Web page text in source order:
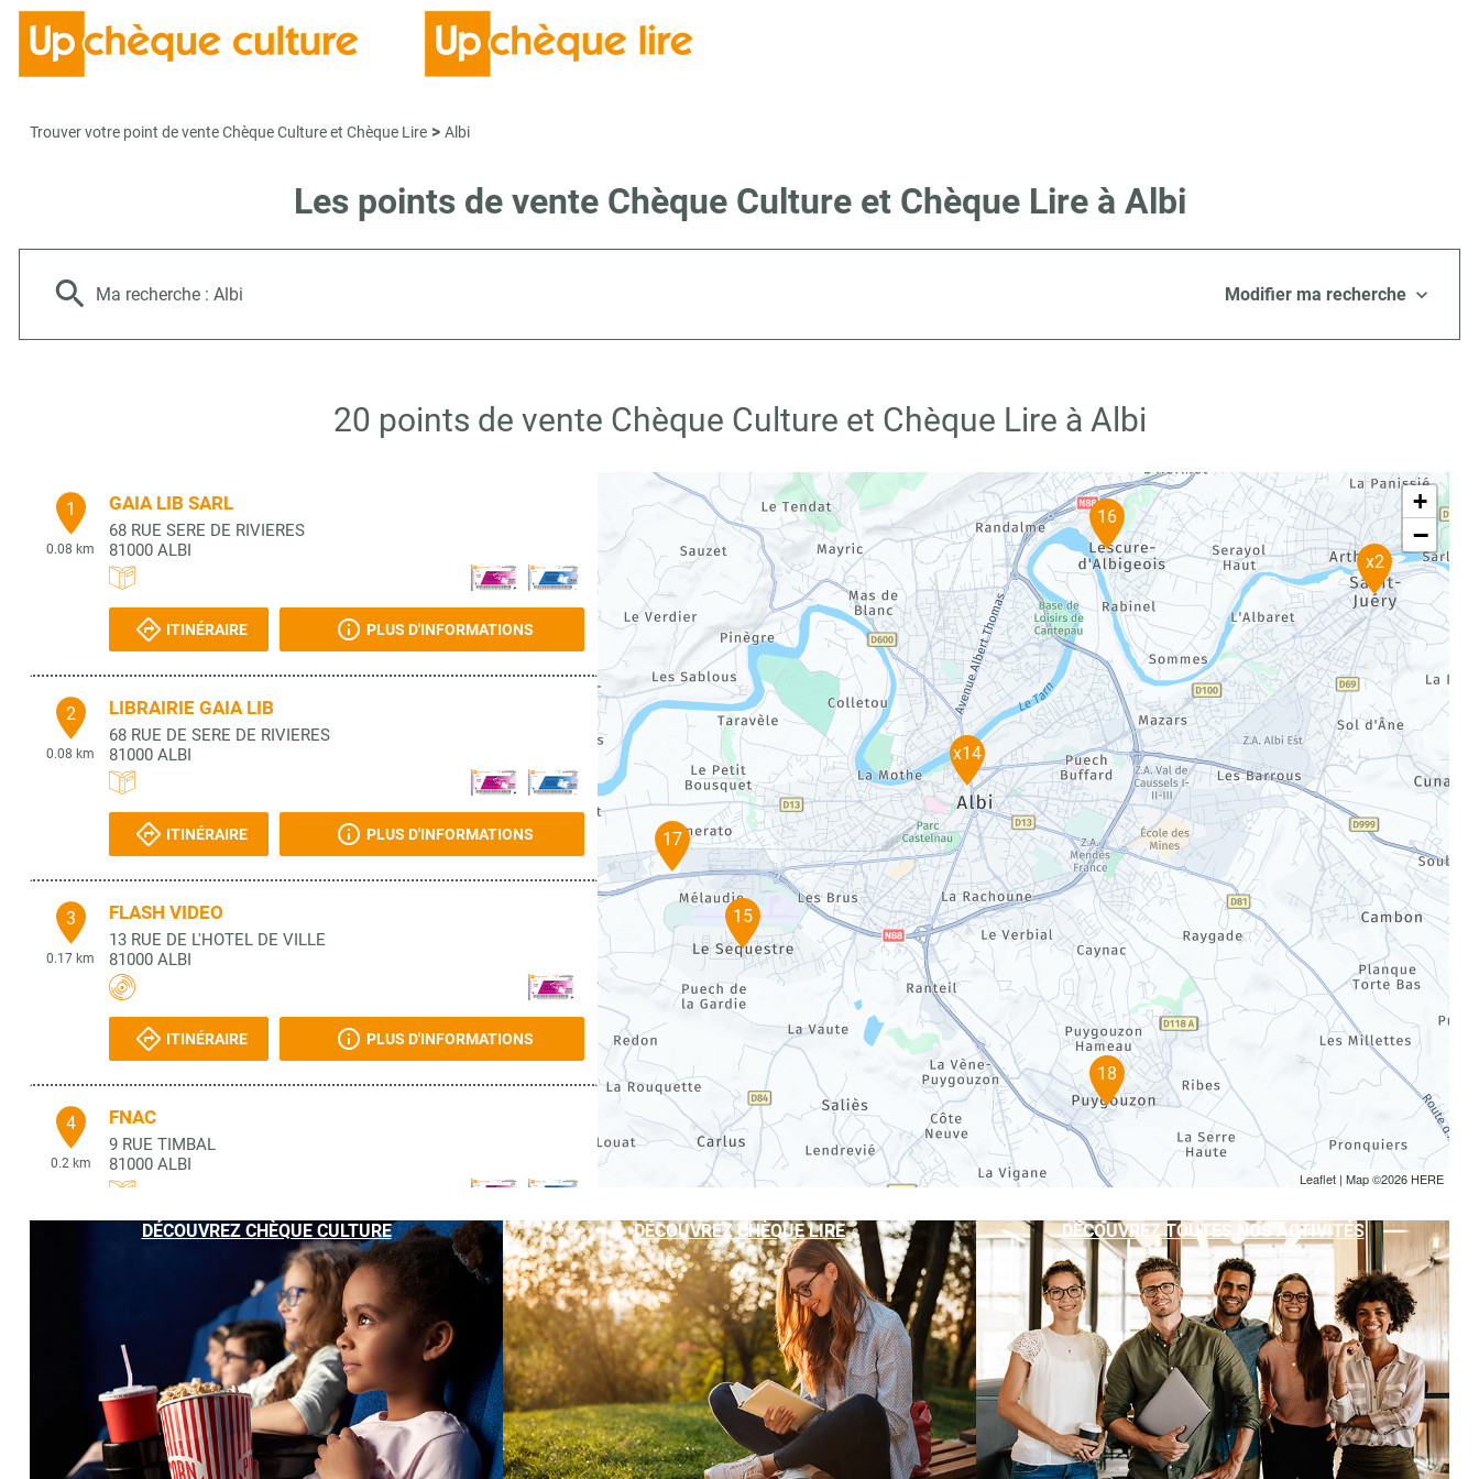
Trouver votre point de vente Chèque Culture et Chèque Lire > Albi
Les points de vente Chèque Culture et Chèque Lire à Albi
Ma recherche : Albi Modifier ma recherche
20 points de vente Chèque Culture et Chèque Lire à Albi
1
0.08 km
GAIA LIB SARL
68 RUE SERE DE RIVIERES
81000 ALBI
ITINÉRAIRE PLUS D'INFORMATIONS
2
0.08 km
LIBRAIRIE GAIA LIB
68 RUE DE SERE DE RIVIERES
81000 ALBI
ITINÉRAIRE PLUS D'INFORMATIONS
3
0.17 km
FLASH VIDEO
13 RUE DE L'HOTEL DE VILLE
81000 ALBI
ITINÉRAIRE PLUS D'INFORMATIONS
4
0.2 km
FNAC
9 RUE TIMBAL
81000 ALBI
ITINÉRAIRE PLUS D'INFORMATIONS
LIBRAIRIE TRANSPARENCE
9 RUE TIMBAL
81000
ALBI
ITINÉRAIRE PLUS D'INFORMATIONS
x2
18
16
17
15
x14
+
−
Leaflet | Map ©2026 HERE
DÉCOUVREZ CHÈQUE CULTURE DÉCOUVREZ CHÈQUE LIRE DÉCOUVREZ TOUTES NOS ACTIVITÉS